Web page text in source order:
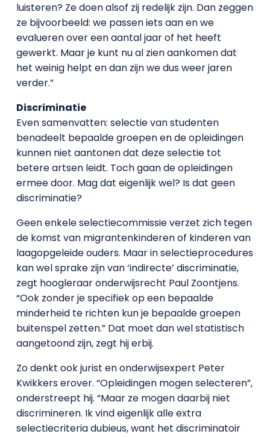
luisteren? Ze doen alsof zij redelijk zijn. Dan zeggen
ze bijvoorbeeld: we passen iets aan en we
evalueren over een aantal jaar of het heeft
gewerkt. Maar je kunt nu al zien aankomen dat
het weinig helpt en dan zijn we dus weer jaren
verder.”
Discriminatie
Even samenvatten: selectie van studenten
benadeelt bepaalde groepen en de opleidingen
kunnen niet aantonen dat deze selectie tot
betere artsen leidt. Toch gaan de opleidingen
ermee door. Mag dat eigenlijk wel? Is dat geen
discriminatie?
Geen enkele selectiecommissie verzet zich tegen
de komst van migrantenkinderen of kinderen van
laagopgeleide ouders. Maar in selectieprocedures
kan wel sprake zijn van ‘indirecte’ discriminatie,
zegt hoogleraar onderwijsrecht Paul Zoontjens.
“Ook zonder je specifiek op een bepaalde
minderheid te richten kun je bepaalde groepen
buitenspel zetten.” Dat moet dan wel statistisch
aangetoond zijn, zegt hij erbij.
Zo denkt ook jurist en onderwijsexpert Peter
Kwikkers erover. “Opleidingen mogen selecteren”,
onderstreept hij. “Maar ze mogen daarbij niet
discrimineren. Ik vind eigenlijk alle extra
selectiecriteria dubieus, want het discriminatoir